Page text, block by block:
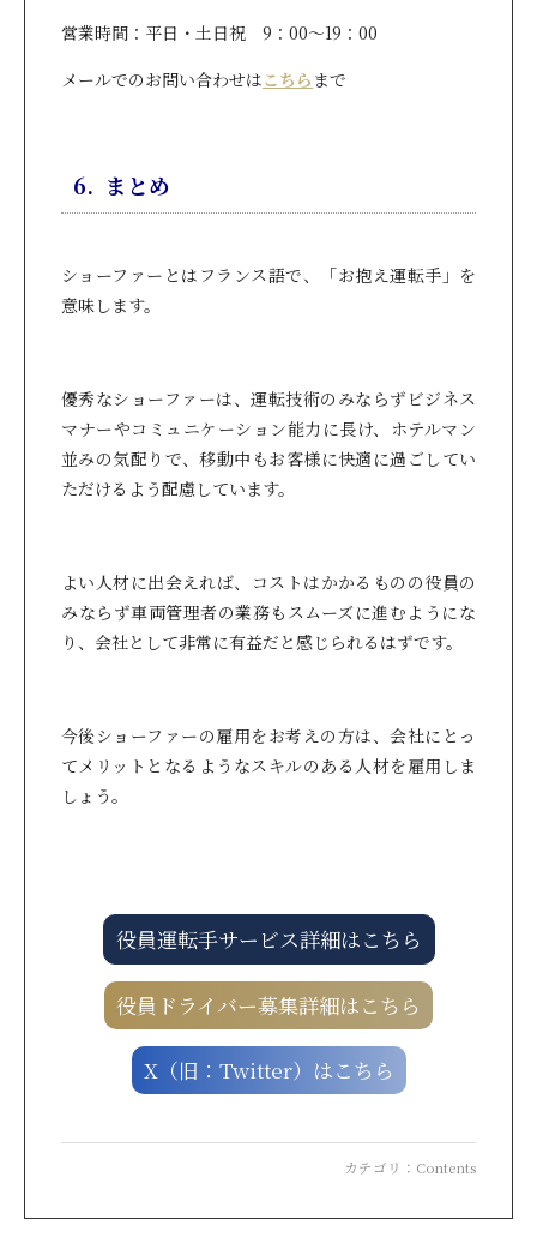
営業時間：平日・土日祝 9：00～19：00
メールでのお問い合わせはこちら まで
6. まとめ
ショーファーとはフランス語で、「お抱え運転手」を
意味します。
優秀なショーファーは、運転技術のみならずビジネス
マナーやコミュニケーション能力に長け、ホテルマン
並みの気配りで、移動中もお客様に快適に過ごしてい
ただけるよう配慮しています。
よい人材に出会えれば、コストはかかるものの役員の
みならず車両管理者の業務もスムーズに進むようにな
り、会社として非常に有益だと感じられるはずです。
今後ショーファーの雇用をお考えの方は、会社にとっ
てメリットとなるようなスキルのある人材を雇用しま
しょう。
役員運転手サービス詳細はこちら
役員ドライバー募集詳細はこちら
X（旧：Twitter）はこちら
カテゴリ： Contents